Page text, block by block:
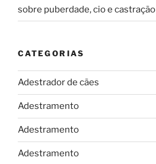
sobre puberdade, cio e castração
CATEGORIAS
Adestrador de cães
Adestramento
Adestramento
Adestramento